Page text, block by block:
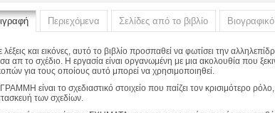
Περιεχόμενα Σελίδες από το βιβλίο
λέξεις και εικόνες, αυτό το βιβλίο προσπαθεί να φωτίσει την
απ το σχέδιο. Η εργασία είναι οργανωμένη με μια ακολουθία που
για τους οποίους αυτό μπορεί να χρησιμοποιηθεί.
είναι το σχεδιαστικό στοιχείο που παίζει τον κρισιμότερο
των σχεδίων.